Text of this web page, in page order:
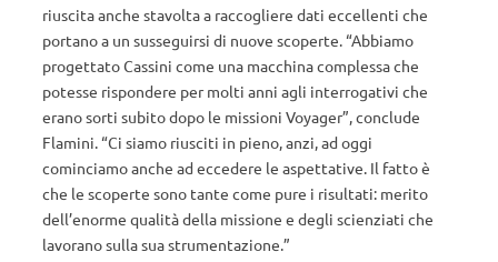
riuscita anche stavolta a raccogliere dati eccellenti che
portano a un susseguirsi di nuove scoperte. “Abbiamo
progettato Cassini come una macchina complessa che
potesse rispondere per molti anni agli interrogativi che
erano sorti subito dopo le missioni Voyager”, conclude
Flamini. “Ci siamo riusciti in pieno, anzi, ad oggi
cominciamo anche ad eccedere le aspettative. Il fatto è
che le scoperte sono tante come pure i risultati: merito
dell’enorme qualità della missione e degli scienziati che
lavorano sulla sua strumentazione.”